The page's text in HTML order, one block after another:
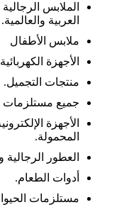
الملابس
العربية والعالمية.
ملابس الأطفال
الأجهزة
منتجات التجميل.
جميع مستلزمات
الأجهزة
المحمولة.
العطور الرجالية
أدوات الطعام.
مستلزمات